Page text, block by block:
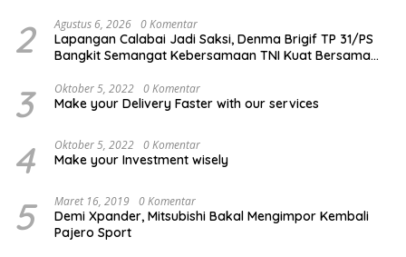
2 Agustus 6, 2026 0 Komentar
Lapangan Calabai Jadi Saksi, Denma Brigif TP 31/PS
Bangkit Semangat Kebersamaan TNI Kuat Bersama
3 Oktober 5, 2022 0 Komentar
Make your Delivery Faster with our services
4 Oktober 5, 2022 0 Komentar
Make your Investment wisely
5 Maret 16, 2019 0 Komentar
Demi Xpander, Mitsubishi Bakal Mengimpor Kembali
Pajero Sport